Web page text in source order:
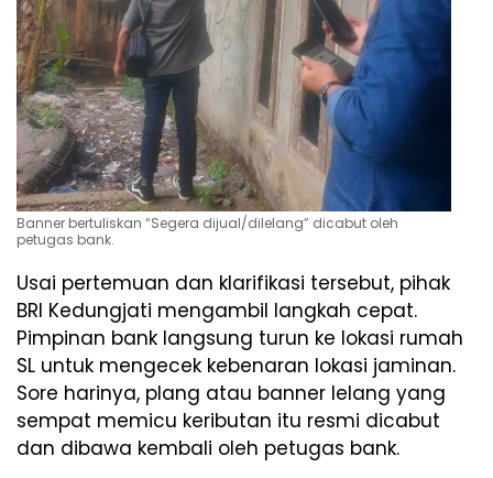
Banner bertuliskan “Segera dijual/dilelang” dicabut oleh
petugas bank.
Usai pertemuan dan klarifikasi tersebut, pihak
BRI Kedungjati mengambil langkah cepat.
Pimpinan bank langsung turun ke lokasi rumah
SL untuk mengecek kebenaran lokasi jaminan.
Sore harinya, plang atau banner lelang yang
sempat memicu keributan itu resmi dicabut
dan dibawa kembali oleh petugas bank.